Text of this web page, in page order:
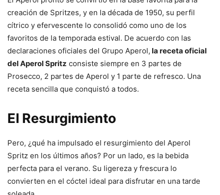
creación de Spritzes, y en la década de 1950, su perfil
cítrico y efervescente lo consolidó como uno de los
favoritos de la temporada estival. De acuerdo con las
declaraciones oficiales del Grupo Aperol, la receta oficial
del Aperol Spritz consiste siempre en 3 partes de
Prosecco, 2 partes de Aperol y 1 parte de refresco. Una
receta sencilla que conquistó a todos.
El Resurgimiento
Pero, ¿qué ha impulsado el resurgimiento del Aperol
Spritz en los últimos años? Por un lado, es la bebida
perfecta para el verano. Su ligereza y frescura lo
convierten en el cóctel ideal para disfrutar en una tarde